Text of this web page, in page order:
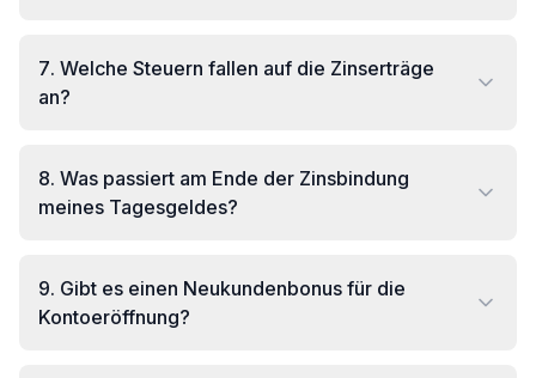
7. Welche Steuern fallen auf die Zinserträge
an?
8. Was passiert am Ende der Zinsbindung
meines Tagesgeldes?
9. Gibt es einen Neukundenbonus für die
Kontoeröffnung?